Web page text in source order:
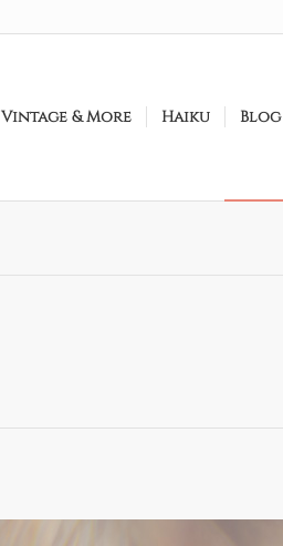
Vintage & More Haiku Blog